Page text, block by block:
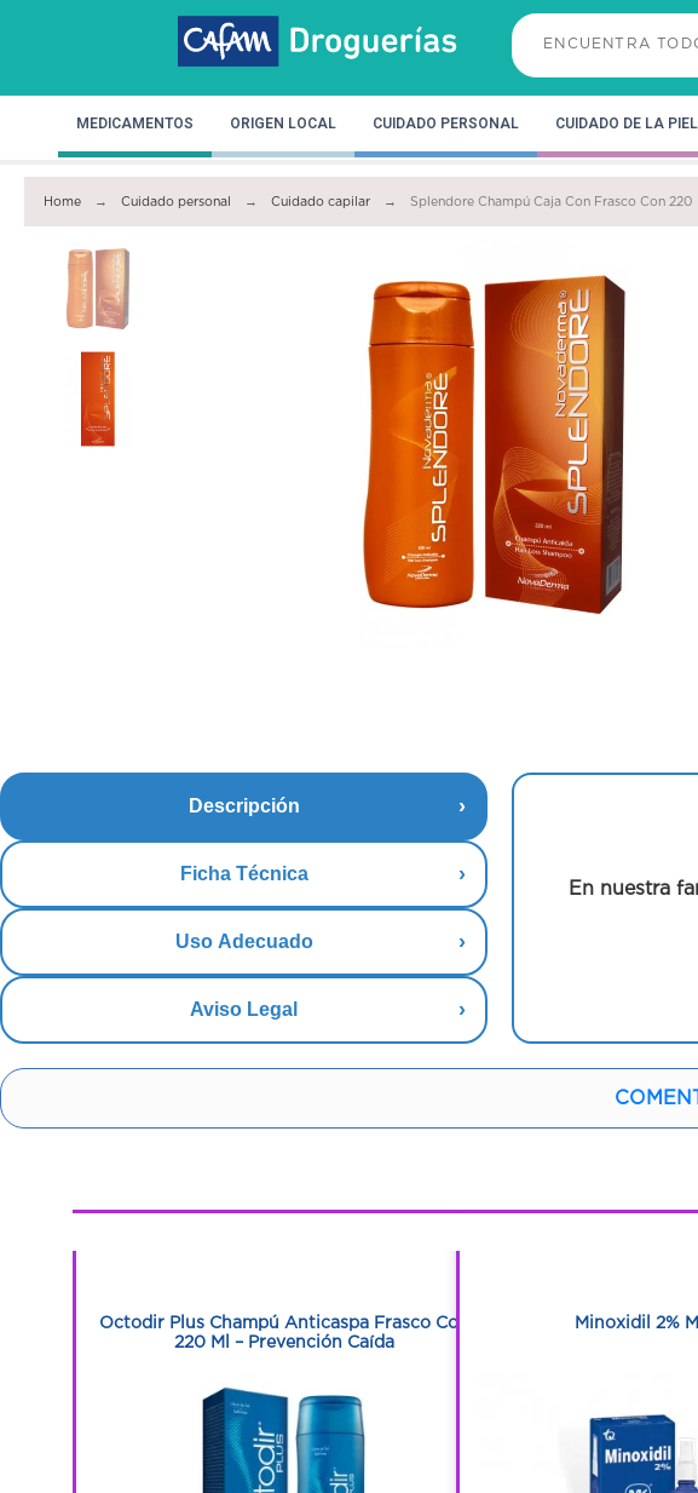
MEDICAMENTOS ORIGEN LOCAL CUIDADO PERSONAL CUIDADO DE LA PIEL
Home Cuidado personal Cuidado capilar Splendore Champú Caja Con Frasco Con
Descripción
Ficha Técnica
Uso Adecuado
Aviso Legal
En nuestra
Octodir Plus Champú Anticaspa Frasco Con
220 Ml – Prevención Caída
Minoxidil 2%